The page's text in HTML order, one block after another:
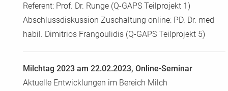
Referent: Prof. Dr. Runge (Q-GAPS Teilprojekt 1)
Abschlussdiskussion Zuschaltung online: PD. Dr. med
habil. Dimitrios Frangoulidis (Q-GAPS Teilprojekt 5)
Milchtag 2023 am 22.02.2023, Online-Seminar
Aktuelle Entwicklungen im Bereich Milch